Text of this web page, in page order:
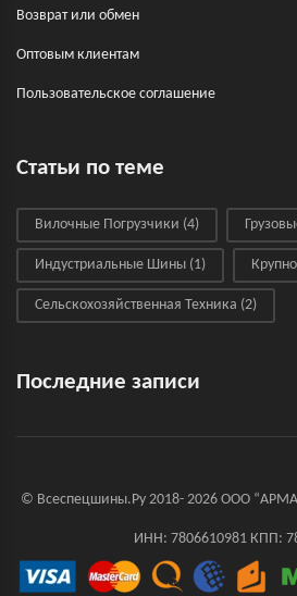
Возврат или обмен
Оптовым клиентам
Пользовательское соглашение
Статьи по теме
Вилочные Погрузчики (4)
Индустриальные Шины (1)
Сельскохозяйственная Техника (2)
Последние записи
© Всеспецшины.Ру 2018- 2026 ООО
ИНН: 7806610981 КПП: